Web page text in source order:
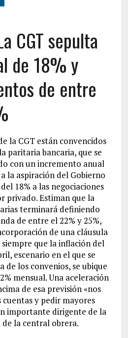
CGT sepulta
de 18% y
de entre
la CGT están convencidos
paritaria bancaria, que se
con un incremento anual
la aspiración del Gobierno
18% a las negociaciones
privado. Estiman que la
terminará definiendo
de entre el 22% y 25%,
de una cláusula
que la inflación del
escenario en el que se
los convenios, se ubique
mensual. Una aceleración
de esa previsión «nos
cuentas y pedir mayores
importante dirigente de la
de la central obrera.